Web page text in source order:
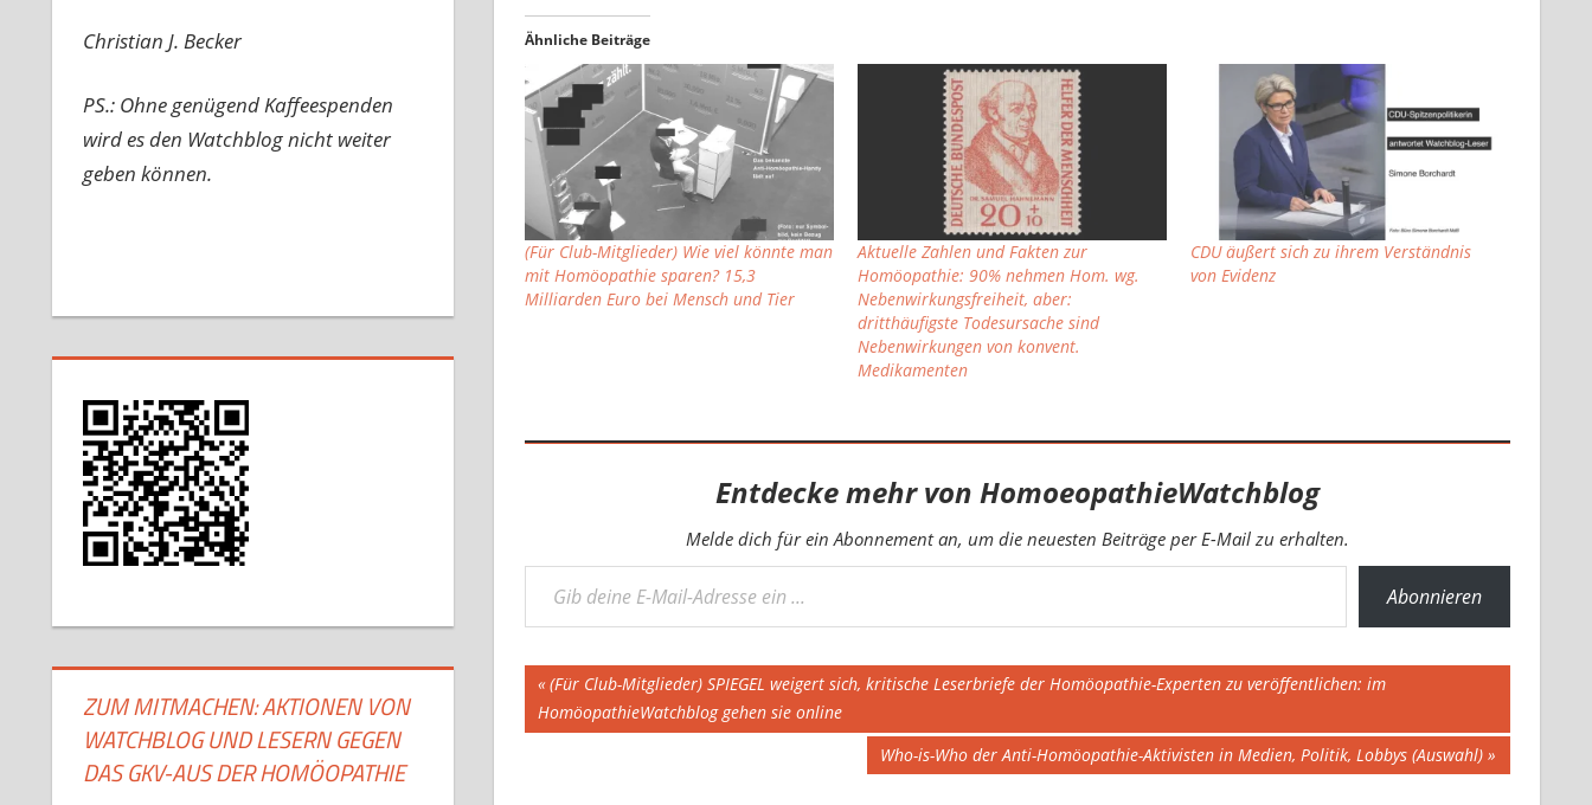
Ähnliche Beiträge
(Für Club-Mitglieder) Wie viel könnte man
mit Homöopathie sparen? 15,3
Milliarden Euro bei Mensch und Tier
Aktuelle Zahlen und Fakten zur
Homöopathie: 90% nehmen Hom. wg.
Nebenwirkungsfreiheit, aber:
dritthäufigste Todesursache sind
Nebenwirkungen von konvent.
Medikamenten
CDU äußert sich zu ihrem Verständnis
von Evidenz
Entdecke mehr von HomoeopathieWatchblog
Melde dich für ein Abonnement an, um die neuesten Beiträge per E-Mail zu erhalten.
Gib deine E-Mail-Adresse ein ...
Abonnieren
Beitragsnavigation
Vorheriger
Beitrag:
(Für Club-Mitglieder) SPIEGEL weigert sich, kritische Leserbriefe der Homöopathie-Experten zu veröffentlichen: im
HomöopathieWatchblog gehen sie online
Nächster
Beitrag:
Who-is-Who der Anti-Homöopathie-Aktivisten in Medien, Politik, Lobbys (Auswahl)
Christian J. Becker
PS.: Ohne genügend Kaffeespenden
wird es den Watchblog nicht weiter
geben können.
ZUM MITMACHEN: AKTIONEN VON
WATCHBLOG UND LESERN GEGEN
DAS GKV-AUS DER HOMÖOPATHIE